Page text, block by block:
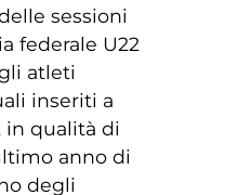
sessioni
federale U22
atleti
inseriti a
in qualità di
anno di
degli